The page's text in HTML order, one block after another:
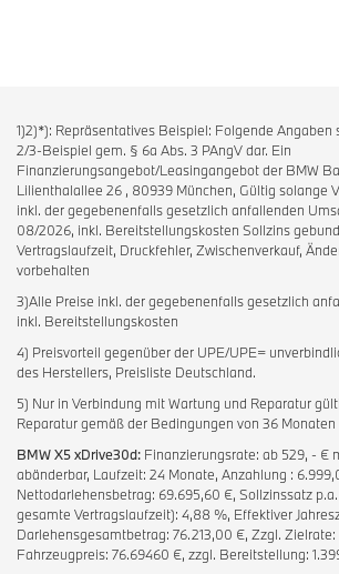
1)2)*): Repräsentatives Beispiel: Folgende Angaben
2/3-Beispiel gem. § 6a Abs. 3 PAngV dar. Ein
Finanzierungsangebot/Leasingangebot der BMW
Lilienthalallee 26 , 80939 München, Gültig solange
inkl. der gegebenenfalls gesetzlich anfallenden
08/2026, inkl. Bereitstellungskosten Sollzins
Vertragslaufzeit, Druckfehler, Zwischenverkauf,
vorbehalten
3)Alle Preise inkl. der gegebenenfalls gesetzlich
inkl. Bereitstellungskosten
4) Preisvorteil gegenüber der UPE/UPE=
des Herstellers, Preisliste Deutschland.
5) Nur in Verbindung mit Wartung und Reparatur
Reparatur gemäß der Bedingungen von 36
BMW X5 xDrive30d: Finanzierungsrate: ab 529, - €
abänderbar, Laufzeit: 24 Monate, Anzahlung :
Nettodarlehensbetrag: 69.695,60 €, Sollzinssatz
gesamte Vertragslaufzeit): 4,88 %, Effektiver
Darlehensgesamtbetrag: 76.213,00 €, Zzgl.
Fahrzeugpreis: 76.69460 €, zzgl. Bereitstellung: